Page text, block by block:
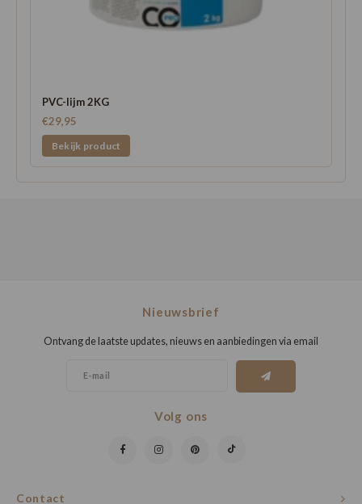
PVC-lijm 2KG
€29,95
Bekijk product
Contact
Nieuwsbrief
Ontvang de laatste updates, nieuws en aanbiedingen via email
Volg ons